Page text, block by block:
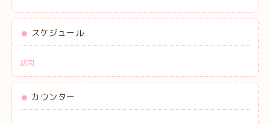
スケジュール
訪問
カウンター